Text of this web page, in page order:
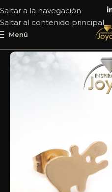
Saltar a la navegación
Saltar al contenido principal
Menú